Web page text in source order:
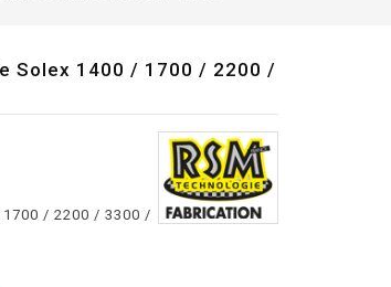
Solex 1400 / 1700 / 2200 /
/ 2200 / 3300 /